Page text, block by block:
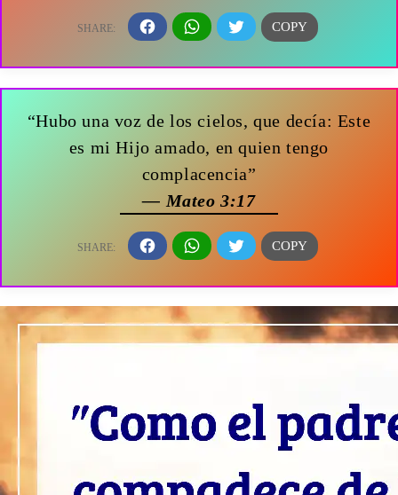
“Hubo una voz de los cielos, que decía: Este
es mi Hijo amado, en quien tengo
complacencia”
— Mateo 3:17